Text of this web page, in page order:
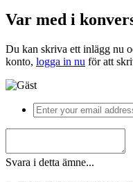
Var med i
Du kan skriva ett inlägg nu
konto, logga in nu för att
Svara i detta ämne...